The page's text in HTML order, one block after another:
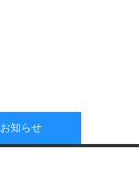
お知らせ